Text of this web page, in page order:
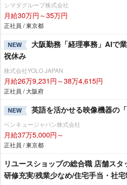
シマダグループ株式会社
月給30万円～35万円
正社員 / 東京都
NEW
大阪勤務「経理事務」AIで
祝休み
株式会社YOLO JAPAN
月給26万9,231円～38万4,615円
正社員 / 大阪府
NEW 英語を活かせる映像機器の
ベンキュージャパン株式会社
月給37万5,000円～
正社員 / 東京都
リユースショップの総合職 店舗スタ
研修充実/残業少なめ/住宅手当・社